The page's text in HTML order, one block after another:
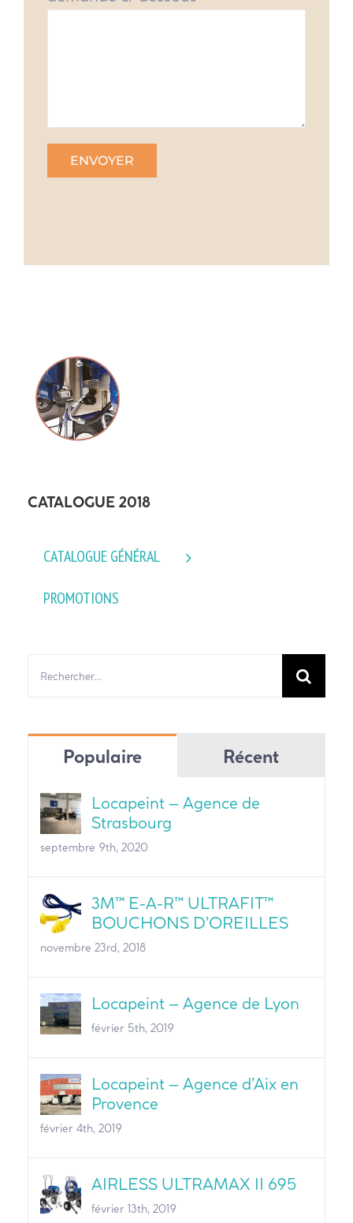
CATALOGUE 2018
CATALOGUE GÉNÉRAL
PROMOTIONS
Populaire Récent
Locapeint – Agence de
Strasbourg
septembre 9th, 2020
3M™ E-A-R™ ULTRAFIT™
BOUCHONS D’OREILLES
novembre 23rd, 2018
Locapeint – Agence de Lyon
février 5th, 2019
Locapeint – Agence d’Aix en
Provence
février 4th, 2019
AIRLESS ULTRAMAX II 695
février 13th, 2019